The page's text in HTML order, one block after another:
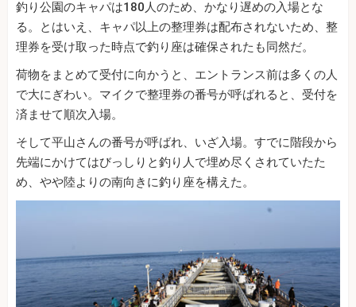
釣り公園のキャパは180人のため、かなり遅めの入場とな
る。とはいえ、キャパ以上の整理券は配布されないため、整
理券を受け取った時点で釣り座は確保されたも同然だ。
荷物をまとめて受付に向かうと、エントランス前は多くの人
で大にぎわい。マイクで整理券の番号が呼ばれると、受付を
済ませて順次入場。
そして平山さんの番号が呼ばれ、いざ入場。すでに階段から
先端にかけてはびっしりと釣り人で埋め尽くされていたた
め、やや陸よりの南向きに釣り座を構えた。